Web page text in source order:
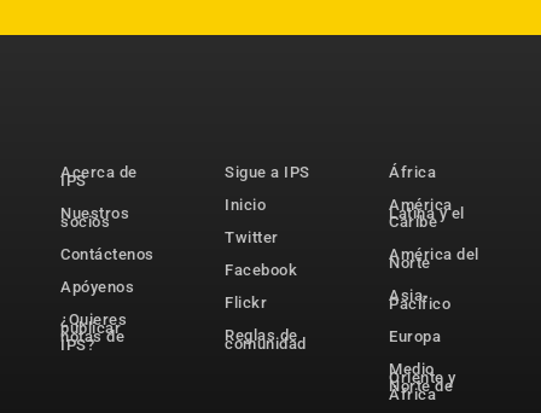
Acerca de
IPS
Nuestros
socios
Contáctenos
Apóyenos
¿Quieres
publicar
notas de
IPS?
Sigue a IPS
Inicio
Twitter
Facebook
Flickr
Reglas de
comunidad
África
América
Latina y el
Caribe
América del
Norte
Asia-
Pacífico
Europa
Medio
Oriente y
Norte de
África